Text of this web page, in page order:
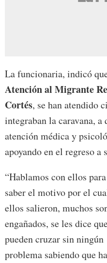
La funcionaria, indicó
Atención al Migrante
Cortés, se han atendido
integraban la caravana, a
atención médica y
apoyando en el regreso a
“Hablamos con ellos para
saber el motivo por el
ellos salieron, muchos
engañados, se les dice
pueden cruzar sin ningún
problema sabiendo que